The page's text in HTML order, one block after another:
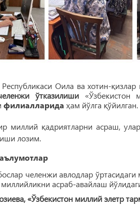
Республикаси Оила ва хотин-
ўтказилиши«Ўзбекистон
филиалларида ҳам йўлга қўйилган.
миллий қадриятларни асраш,
лозим.
челенжи авлодлар
миллийликни асраб-авайлаш
«Ўзбекистон миллий элетр